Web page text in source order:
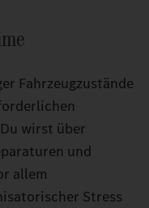
Fahrzeugzustände
wirst über
und
allem
Stress